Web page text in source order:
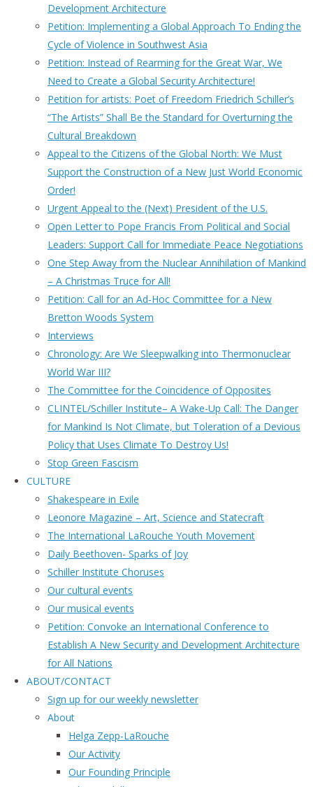
Development Architecture
Petition: Implementing a Global Approach To Ending the
Cycle of Violence in Southwest Asia
Petition: Instead of Rearming for the Great War, We
Need to Create a Global Security Architecture!
Petition for artists: Poet of Freedom Friedrich Schiller’s
“The Artists” Shall Be the Standard for Overturning the
Cultural Breakdown
Appeal to the Citizens of the Global North: We Must
Support the Construction of a New Just World Economic
Order!
Urgent Appeal to the (Next) President of the U.S.
Open Letter to Pope Francis From Political and Social
Leaders: Support Call for Immediate Peace Negotiations
One Step Away from the Nuclear Annihilation of Mankind
– A Christmas Truce for All!
Petition: Call for an Ad-Hoc Committee for a New
Bretton Woods System
Interviews
Chronology: Are We Sleepwalking into Thermonuclear
World War III?
The Committee for the Coincidence of Opposites
CLINTEL/Schiller Institute– A Wake-Up Call: The Danger
for Mankind Is Not Climate, but Toleration of a Devious
Policy that Uses Climate To Destroy Us!
Stop Green Fascism
CULTURE
Shakespeare in Exile
Leonore Magazine – Art, Science and Statecraft
The International LaRouche Youth Movement
Daily Beethoven- Sparks of Joy
Schiller Institute Choruses
Our cultural events
Our musical events
Petition: Convoke an International Conference to
Establish A New Security and Development Architecture
for All Nations
ABOUT/CONTACT
Sıgn uр fοr οur wееkly newslеttеr
About
Helga Zepp-LaRouche
Our Activity
Our Founding Principle